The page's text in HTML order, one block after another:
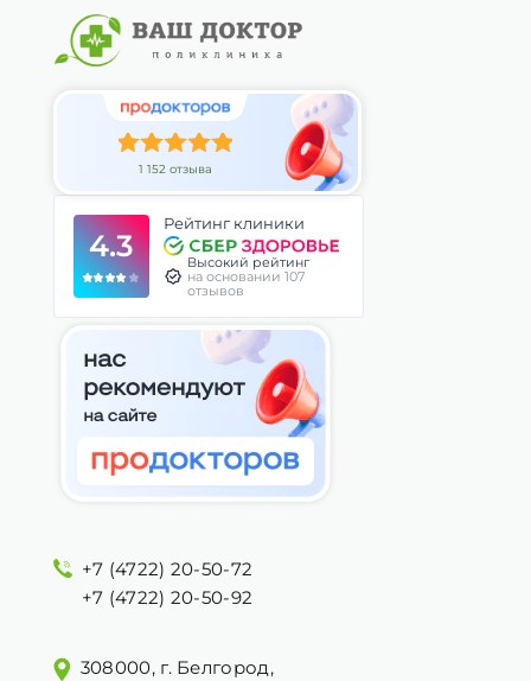
1 152 отзыва
4.3
Рейтинг клиники
Высокий рейтинг
на основании 107
отзывов
+7 (4722) 20-50-72
+7 (4722) 20-50-92
308000, г. Белгород,